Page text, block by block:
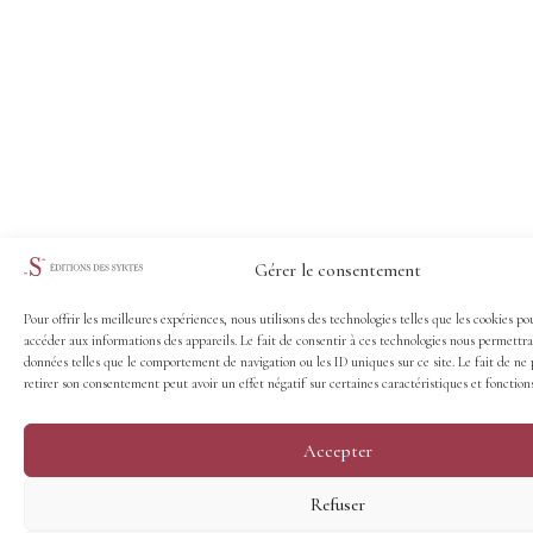
Gérer le consentement
Pour offrir les meilleures expériences, nous utilisons des technologies telles que les cookies
accéder aux informations des appareils. Le fait de consentir à ces technologies nous
données telles que le comportement de navigation ou les ID uniques sur ce site. Le fait de ne
retirer son consentement peut avoir un effet négatif sur certaines caractéristiques et
Accepter
Refuser